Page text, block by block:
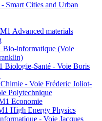
Smart Cities and Urban
Advanced materials
informatique (Voie
Biologie-Santé - Voie Boris
- Voie Fréderic Joliot-
Polytechnique
Economie
High Energy Physics
- Voie Jacques